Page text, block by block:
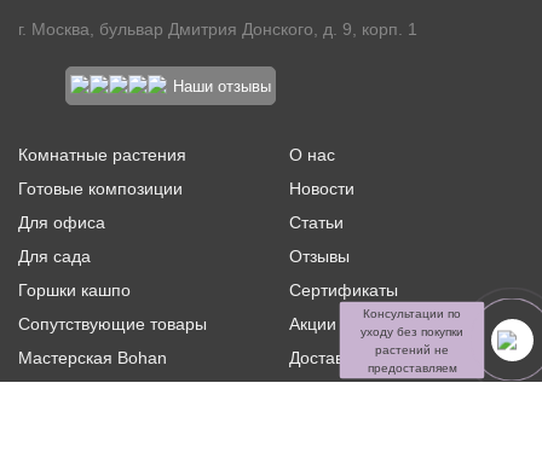
г. Москва, бульвар Дмитрия Донского, д. 9, корп. 1
Наши отзывы
Комнатные растения
Готовые композиции
Для офиса
Для сада
Горшки кашпо
Сопутствующие товары
Мастерская Bohan
О нас
Новости
Статьи
Отзывы
Сертификаты
Акции и скидки
Доставка и оплата
Консультации по
уходу без покупки
растений не
предоставляем